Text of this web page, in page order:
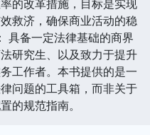
的改革措施，目标是实现
救济，确保商业活动的稳
具备一定法律基础的商界
研究生、以及致力于提升
工作者。本书提供的是一
问题的工具箱，而非关于
的规范指南。